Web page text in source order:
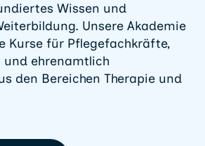
Wissen und
Unsere Akademie
Kurse für Pflegefachkräfte,
ehrenamtlich
den Bereichen Therapie und